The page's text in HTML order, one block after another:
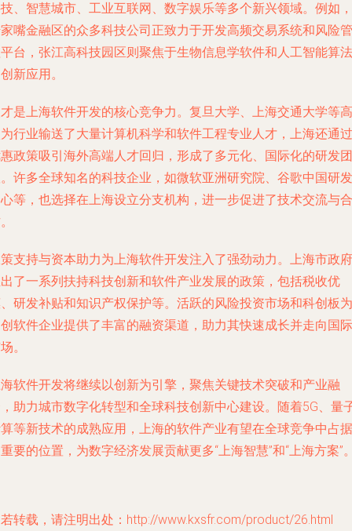
、智慧城市、工业互联网、数字娱乐等多个新兴领域。例如，
嘴金融区的众多科技公司正致力于开发高频交易系统和风险管
台，张江高科技园区则聚焦于生物信息学软件和人工智能算法
新应用。
是上海软件开发的核心竞争力。复旦大学、上海交通大学等高
行业输送了大量计算机科学和软件工程专业人才，上海还通过
政策吸引海外高端人才回归，形成了多元化、国际化的研发团
许多全球知名的科技企业，如微软亚洲研究院、谷歌中国研发
等，也选择在上海设立分支机构，进一步促进了技术交流与合
支持与资本助力为上海软件开发注入了强劲动力。上海市政府
了一系列扶持科技创新和软件产业发展的政策，包括税收优
研发补贴和知识产权保护等。活跃的风险投资市场和科创板为
软件企业提供了丰富的融资渠道，助力其快速成长并走向国际
。
软件开发将继续以创新为引擎，聚焦关键技术突破和产业融
助力城市数字化转型和全球科技创新中心建设。随着5G、量
等新技术的成熟应用，上海的软件产业有望在全球竞争中占据
要的位置，为数字经济发展贡献更多“上海智慧”和“上海方案”
转载，请注明出处：http://www.kxsfr.com/product/26.html